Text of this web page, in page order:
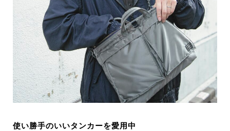
使い勝手のいいタンカーを愛用中